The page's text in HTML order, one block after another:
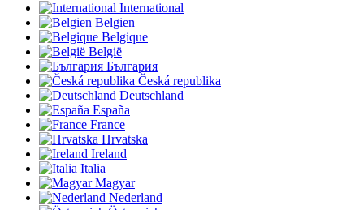
International
Belgien
Belgique
België
България
Česká republika
Deutschland
España
France
Hrvatska
Ireland
Italia
Magyar
Nederland